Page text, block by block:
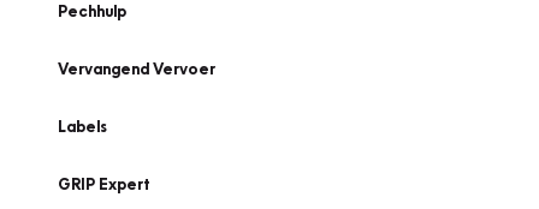
Pechhulp
Vervangend Vervoer
Labels
GRIP Expert